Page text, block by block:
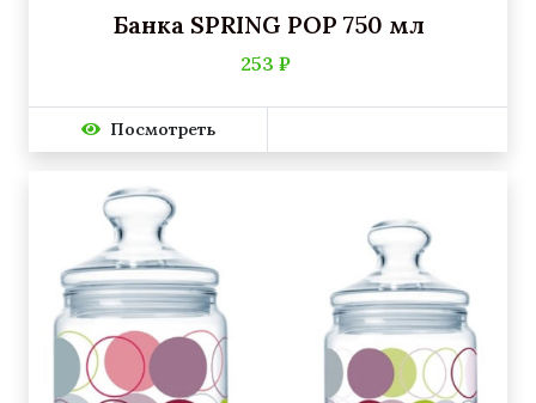
Банка SPRING POP 750 мл
253 ₽
Посмотреть